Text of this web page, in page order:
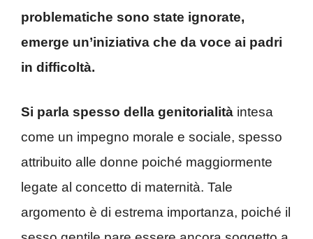
problematiche sono state ignorate,
emerge un’iniziativa che da voce ai padri
in difficoltà.
Si parla spesso della genitorialità intesa
come un impegno morale e sociale, spesso
attribuito alle donne poiché maggiormente
legate al concetto di maternità. Tale
argomento è di estrema importanza, poiché il